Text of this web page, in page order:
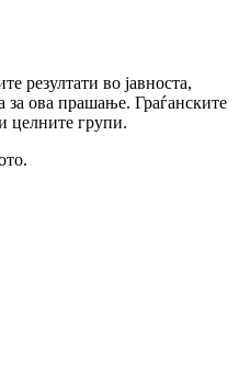
резултати во јавноста,
за ова прашање. Граѓанските
целните групи.